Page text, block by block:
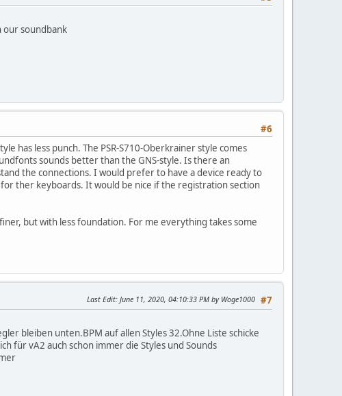
our soundbank
#6
has less punch. The PSR-S710-Oberkrainer style comes
sounds better than the GNS-style. Is there an
the connections. I would prefer to have a device ready to
ther keyboards. It would be nice if the registration section
but with less foundation. For me everything takes some
#7
Last Edit: June 11, 2020, 04:10:33 PM by Woge1000
bleiben unten.BPM auf allen Styles 32.Ohne Liste schicke
für vA2 auch schon immer die Styles und Sounds